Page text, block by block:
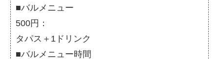
■バルメニュー
500円：
タパス＋1ドリンク
■バルメニュー時間